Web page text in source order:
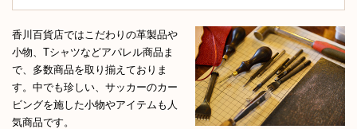
香川百貨店ではこだわりの革製品や
小物、Tシャツなどアパレル商品ま
で、多数商品を取り揃えておりま
す。中でも珍しい、サッカーのカー
ビングを施した小物やアイテムも人
気商品です。